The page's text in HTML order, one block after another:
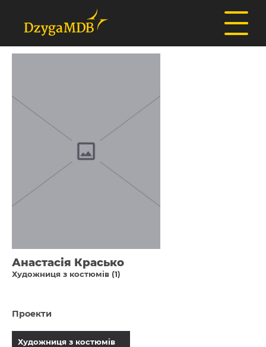
Анастасія Красько
Художниця з костюмів (1)
Проекти
Художниця з костюмів